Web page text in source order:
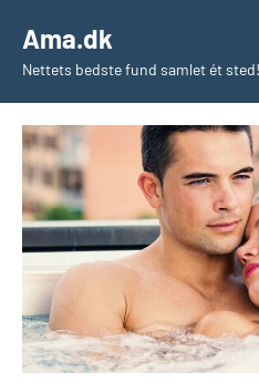
indhold
Ama.dk
Nettets bedste fund samlet ét sted!